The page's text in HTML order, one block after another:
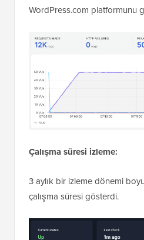
WordPress.com platformunu
Çalışma süresi izleme:
3 aylık bir izleme dönemi
çalışma süresi gösterdi.